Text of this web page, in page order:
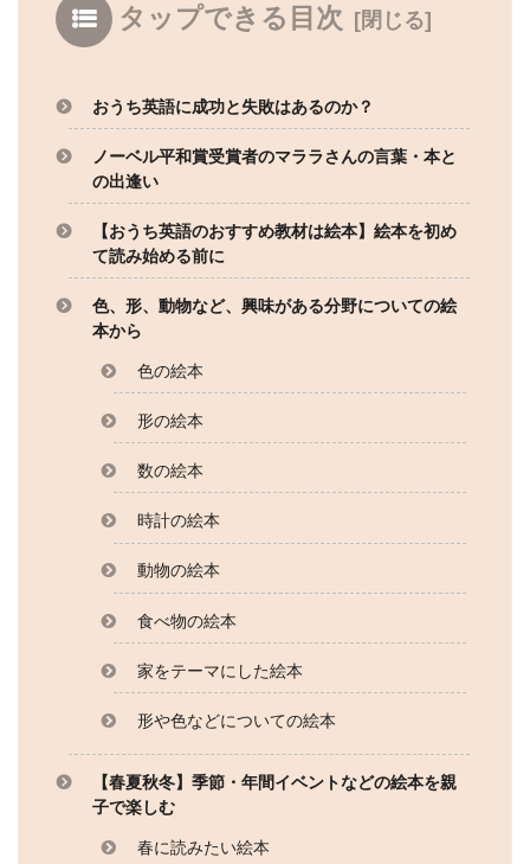
タップできる目次
おうち英語に成功と失敗はあるのか？
ノーベル平和賞受賞者のマララさんの言葉・本と
の出逢い
【おうち英語のおすすめ教材は絵本】絵本を初め
て読み始める前に
色、形、動物など、興味がある分野についての絵
本から
色の絵本
形の絵本
数の絵本
時計の絵本
動物の絵本
食べ物の絵本
家をテーマにした絵本
形や色などについての絵本
【春夏秋冬】季節・年間イベントなどの絵本を親
子で楽しむ
春に読みたい絵本